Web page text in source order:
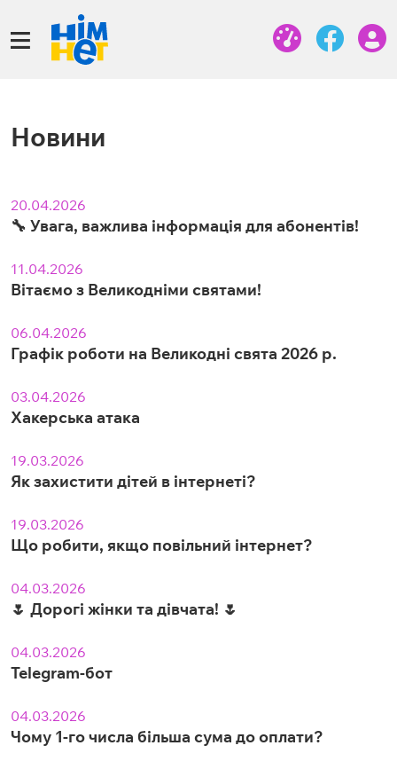
Новини
20.04.2026
🔧 Увага, важлива інформація для абонентів!
11.04.2026
Вітаємо з Великодніми святами!
06.04.2026
Графік роботи на Великодні свята 2026 р.
03.04.2026
Хакерська атака
19.03.2026
Як захистити дітей в інтернеті?
19.03.2026
Що робити, якщо повільний інтернет?
04.03.2026
🌷 Дорогі жінки та дівчата! 🌷
04.03.2026
Telegram-бот
04.03.2026
Чому 1-го числа більша сума до оплати?